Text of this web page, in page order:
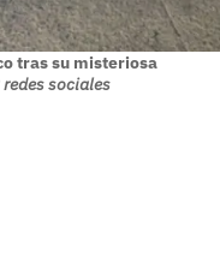
tras su misteriosa
sociales